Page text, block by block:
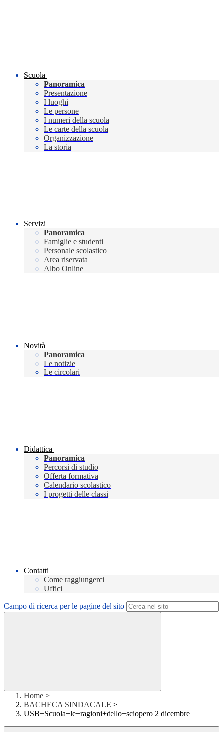
Scuola
Panoramica
Presentazione
I luoghi
Le persone
I numeri della scuola
Le carte della scuola
Organizzazione
La storia
Servizi
Panoramica
Famiglie e studenti
Personale scolastico
Area riservata
Albo Online
Novità
Panoramica
Le notizie
Le circolari
Didattica
Panoramica
Percorsi di studio
Offerta formativa
Calendario scolastico
I progetti delle classi
Contatti
Come raggiungerci
Uffici
Campo di ricerca per le pagine del sito
Home >
BACHECA SINDACALE >
USB+Scuola+le+ragioni+dello+sciopero 2 dicembre